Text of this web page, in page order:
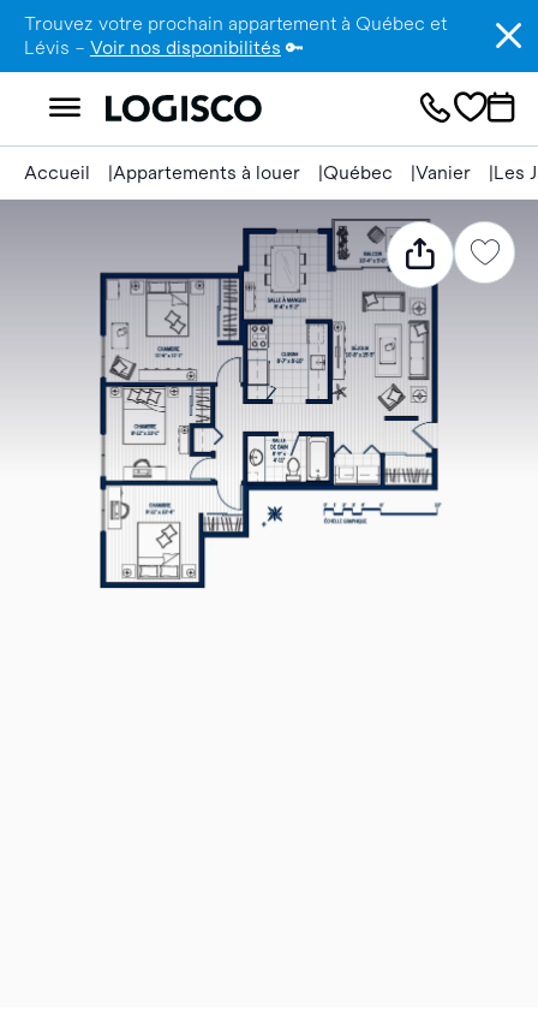
Trouvez votre prochain appartement à Québec et
Lévis – Voir nos disponibilités 🔑
Accueil Appartements à louer Québec Vanier Les